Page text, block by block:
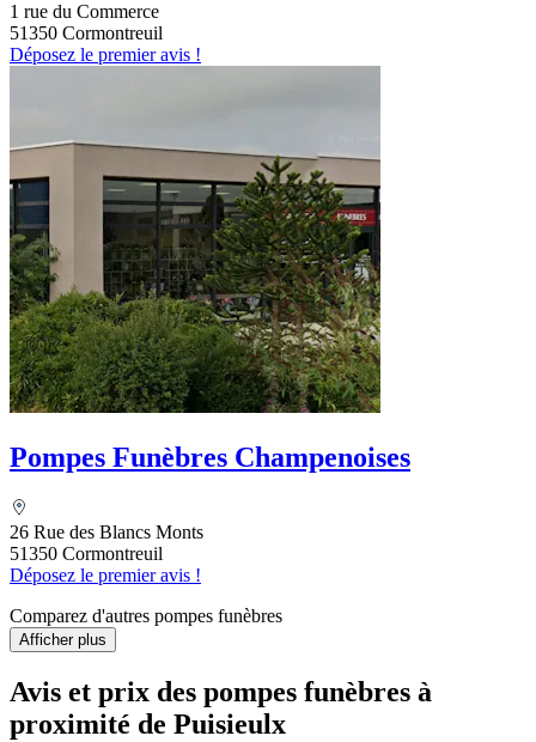
1 rue du Commerce
51350 Cormontreuil
Déposez le premier avis !
Pompes Funèbres Champenoises
26 Rue des Blancs Monts
51350 Cormontreuil
Déposez le premier avis !
Comparez d'autres pompes funèbres
Afficher plus
Avis et prix des pompes funèbres à
proximité de Puisieulx